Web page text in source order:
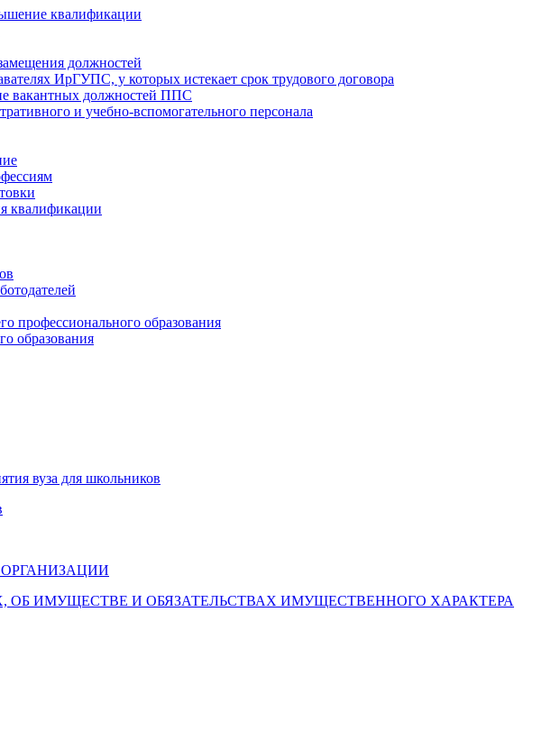
квалификации
должностей
ИрГУПС, у которых истекает срок трудового договора
вакантных должностей ППС
и учебно-вспомогательного персонала
квалификации
профессионального образования
образования
вуза для школьников
ОБ ИМУЩЕСТВЕ И ОБЯЗАТЕЛЬСТВАХ ИМУЩЕСТВЕННОГО ХАРАКТЕРА